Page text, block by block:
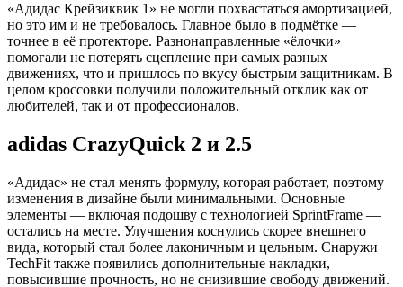
«Адидас Крейзиквик 1» не могли похвастаться амортизацией,
но это им и не требовалось. Главное было в подмётке —
точнее в её протекторе. Разнонаправленные «ёлочки»
помогали не потерять сцепление при самых разных
движениях, что и пришлось по вкусу быстрым защитникам. В
целом кроссовки получили положительный отклик как от
любителей, так и от профессионалов.
adidas CrazyQuick 2 и 2.5
«Адидас» не стал менять формулу, которая работает, поэтому
изменения в дизайне были минимальными. Основные
элементы — включая подошву с технологией SprintFrame —
остались на месте. Улучшения коснулись скорее внешнего
вида, который стал более лаконичным и цельным. Снаружи
TechFit также появились дополнительные накладки,
повысившие прочность, но не снизившие свободу движений.